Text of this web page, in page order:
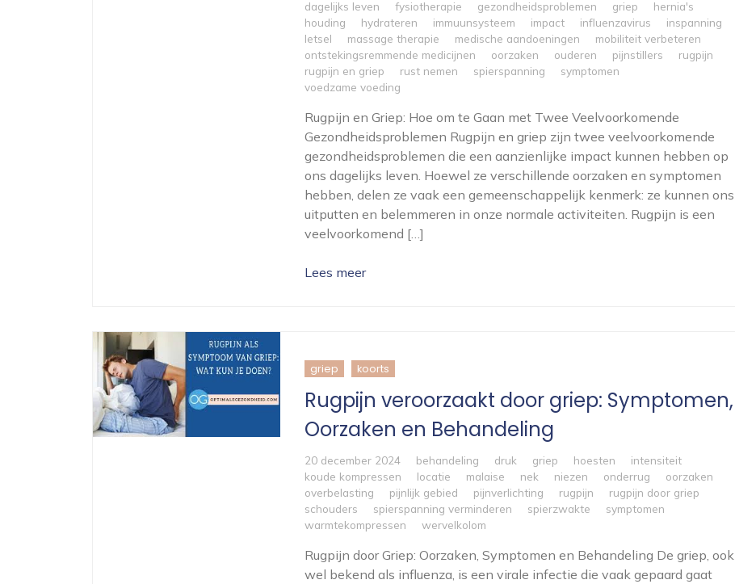
dagelijks leven
fysiotherapie gezondheidsproblemen griep
hernia's
houding
hydrateren immuunsysteem impact influenzavirus
inspanning
letsel
massage therapie medische aandoeningen
mobiliteit verbeteren
ontstekingsremmende medicijnen
oorzaken ouderen pijnstillers
rugpijn
rugpijn en griep
rust nemen spierspanning
symptomen
voedzame voeding
Rugpijn en Griep: Hoe om te Gaan met Twee Veelvoorkomende
Gezondheidsproblemen Rugpijn en griep zijn twee veelvoorkomende
gezondheidsproblemen die een aanzienlijke impact kunnen hebben op
ons dagelijks leven. Hoewel ze verschillende oorzaken en symptomen
hebben, delen ze vaak een gemeenschappelijk kenmerk: ze kunnen ons
uitputten en belemmeren in onze normale activiteiten. Rugpijn is een
veelvoorkomend […]
Lees meer
griep koorts
Rugpijn veroorzaakt door griep: Symptomen,
Oorzaken en Behandeling
20 december 2024 behandeling druk griep hoesten
intensiteit
koude kompressen
locatie malaise nek niezen onderrug
oorzaken
overbelasting
pijnlijk gebied pijnverlichting rugpijn
rugpijn door griep
schouders
spierspanning verminderen spierzwakte
symptomen
warmtekompressen
wervelkolom
Rugpijn door Griep: Oorzaken, Symptomen en Behandeling De griep, ook
wel bekend als influenza, is een virale infectie die vaak gepaard gaat